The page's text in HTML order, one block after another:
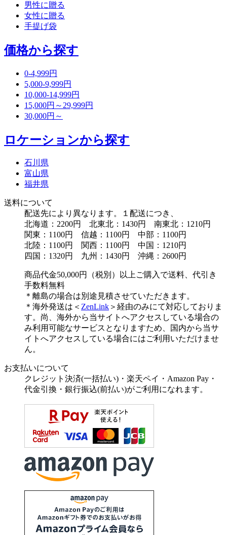
男性に贈る
女性に贈る
手提げ袋
価格から探す
0-4,999円
5,000-9,999円
10,000-14,999円
15,000円～29,999円
30,000円～
ロケーションから探す
石川県
富山県
福井県
送料について
配送先により異なります。１配送につき、
北海道：2200円 北東北：1430円 南東北：1210円
関東：1100円 信越：1100円 中部：1100円
北陸：1100円 関西：1100円 中国：1210円
四国：1320円 九州：1430円 沖縄：2600円
商品代金50,000円（税別）以上ご購入で送料、代引き
手数料無料
＊離島の場合は別途見積させていただきます。
＊海外発送は＜ ZenLink ＞経由のみにて対応しておりま
す。尚、海外から当サイトへアクセスしている場合の
み利用可能なサービスとなりますため、国内から当サ
イトへアクセスしている場合にはご利用いただけませ
ん。
お支払いについて
クレジット決済(一括払い)・楽天ペイ・Amazon Pay・
代金引換・銀行振込(前払い)がご利用になれます。